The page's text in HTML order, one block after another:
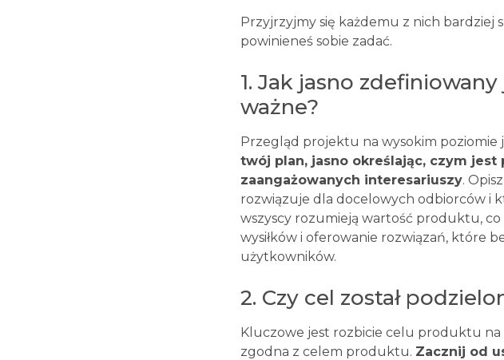
Przyjrzyjmy się każdemu z nich bardziej
powinieneś sobie zadać.
1. Jak jasno
ważne?
Przegląd projektu na wysokim poziomie
twój plan, jasno określając, czym
zaangażowanych interesariuszy.
rozwiązuje dla docelowych odbiorców i
wszyscy rozumieją wartość produktu,
wysiłków i oferowanie rozwiązań, które
użytkowników.
2. Czy cel został
Kluczowe jest rozbicie celu produktu
zgodna z celem produktu. Zacznij od